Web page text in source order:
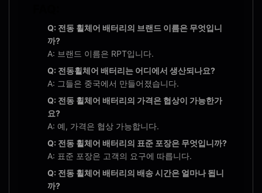
Q: 전동 휠체어 배터리의 브랜드 이름은 무엇입니
까?
A: 브랜드 이름은 RPT입니다.
Q: 전동휠체어 배터리는 어디에서 생산되나요?
A: 그들은 중국에서 만들어졌습니다.
Q: 전동 휠체어 배터리의 가격은 협상이 가능한가
요?
A: 예, 가격은 협상 가능합니다.
Q: 전동 휠체어 배터리의 표준 포장은 무엇입니까?
A: 표준 포장은 고객의 요구에 따릅니다.
Q: 전동 휠체어 배터리의 배송 시간은 얼마나 됩니
까?